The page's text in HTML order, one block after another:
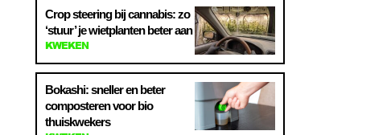
Crop steering bij cannabis: zo
‘stuur’ je wietplanten beter aan
KWEKEN
Bokashi: sneller en beter
composteren voor bio
thuiskwekers